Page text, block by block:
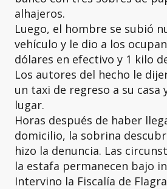
alhajeros.
Luego, el hombre se subió
vehículo y le dio a los
dólares en efectivo y 1 kilo
Los autores del hecho le
un taxi de regreso a su casa
lugar.
Horas después de haber
domicilio, la sobrina
hizo la denuncia. Las
la estafa permanecen bajo
Intervino la Fiscalía de